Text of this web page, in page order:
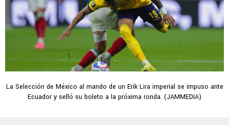
La Selección de México al mando de un Erik Lira imperial se impuso ante
Ecuador y selló su boleto a la próxima ronda. (JAMMEDIA)